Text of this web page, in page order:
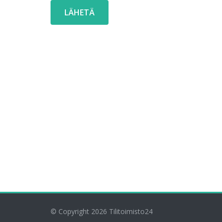
© Copyright 2026 Tilitoimisto24